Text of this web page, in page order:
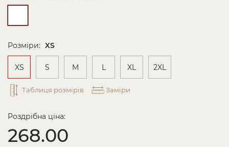
Розміри: XS
XS S M L XL 2XL
Таблиця розмірів Заміри
Роздрібна ціна:
268.00